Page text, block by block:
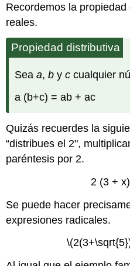
Recordemos la
reales.
Propiedad distributiva
Seaa,b yc cualquier
a (b+c) = ab + ac
Quizás recuerdes la
“distribues el 2",
paréntesis por 2.
2 (3 +
Se puede hacer
expresiones radicales.